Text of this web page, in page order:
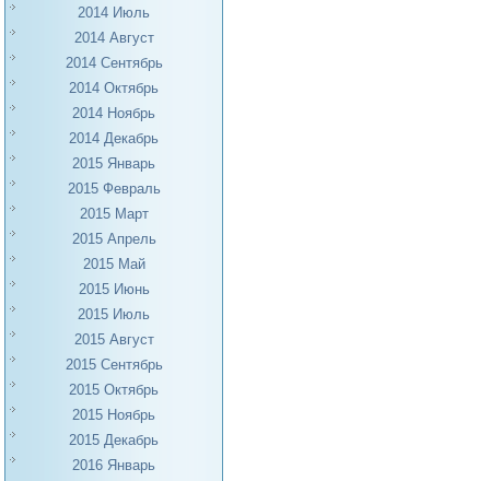
2014 Июль
2014 Август
2014 Сентябрь
2014 Октябрь
2014 Ноябрь
2014 Декабрь
2015 Январь
2015 Февраль
2015 Март
2015 Апрель
2015 Май
2015 Июнь
2015 Июль
2015 Август
2015 Сентябрь
2015 Октябрь
2015 Ноябрь
2015 Декабрь
2016 Январь